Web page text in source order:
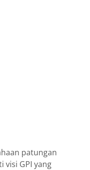
patungan
GPI yang